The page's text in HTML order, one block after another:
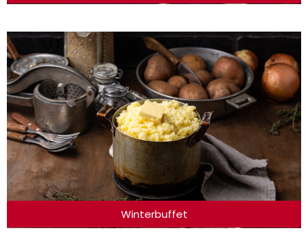
Winterbuffet